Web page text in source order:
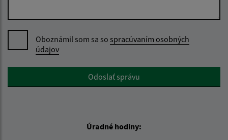
Oboznámil som sa so spracúvaním osobných
údajov
Google reCaptcha ResponseOdoslať správu
Úradné hodiny: